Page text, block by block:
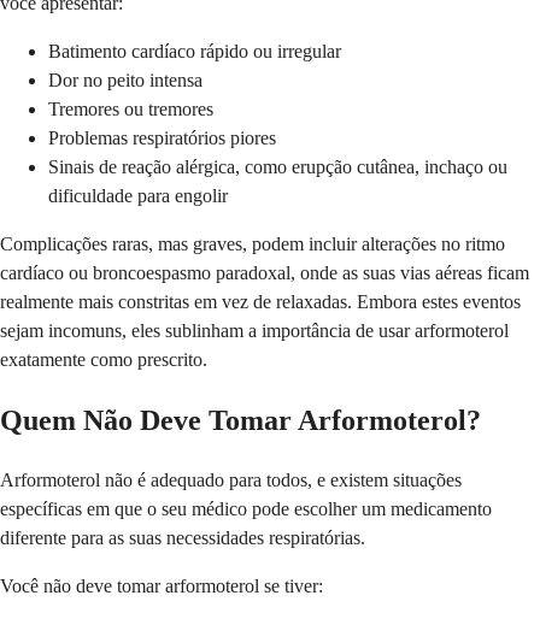
Batimento cardíaco rápido ou irregular
Dor no peito intensa
Tremores ou tremores
Problemas respiratórios piores
Sinais de reação alérgica, como erupção cutânea, inchaço ou
dificuldade para engolir
Complicações raras, mas graves, podem incluir alterações no ritmo
cardíaco ou broncoespasmo paradoxal, onde as suas vias aéreas ficam
realmente mais constritas em vez de relaxadas. Embora estes eventos
sejam incomuns, eles sublinham a importância de usar arformoterol
exatamente como prescrito.
Quem Não Deve Tomar Arformoterol?
Arformoterol não é adequado para todos, e existem situações
específicas em que o seu médico pode escolher um medicamento
diferente para as suas necessidades respiratórias.
Você não deve tomar arformoterol se tiver: